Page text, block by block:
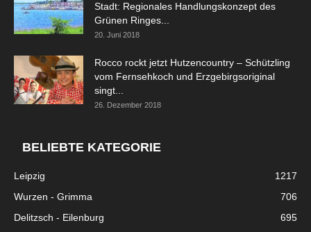
Stadt: Regionales Handlungskonzept des
Grünen Ringes...
20. Juni 2018
Rocco rockt jetzt Hutzencountry – Schützling
vom Fernsehkoch und Erzgebirgsoriginal
singt...
26. Dezember 2018
BELIEBTE KATEGORIE
Leipzig
1217
Wurzen - Grimma
706
Delitzsch - Eilenburg
695